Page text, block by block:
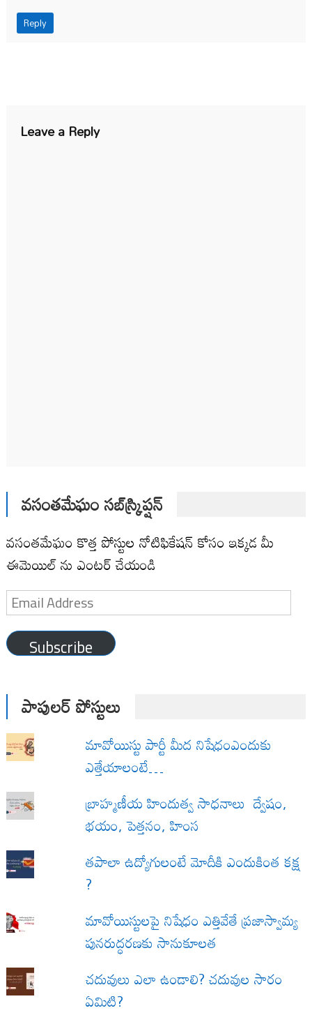
Reply
Leave a Reply
వసంతమేఘం సబ్‌స్క్రిప్షన్
వసంతమేఘం కొత్త పోస్టుల నోటిఫికేషన్ కోసం ఇక్కడ మీ
ఈమెయిల్ ను ఎంటర్ చేయండి
Email
Address
Subscribe
పాపులర్ పోస్టులు
మావోయిస్టు పార్టీ మీద నిషేధంఎందుకు
ఎత్తేయాలంటే…
బ్రాహ్మణీయ హిందుత్వ సాధనాలు ద్వేషం,
భయం, పెత్తనం, హింస
త‌పాలా ఉద్యోగులంటే మోదీకి ఎందుకింత కక్ష
?
మావోయిస్టులపై నిషేధం ఎత్తివేతే ప్రజాస్వామ్య
పునరుద్ధరణకు సానుకూలత
చదువులు ఎలా ఉండాలి? చదువుల సారం
ఏమిటి?